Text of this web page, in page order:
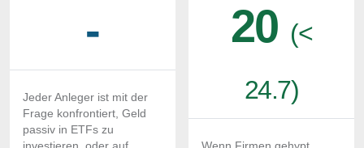
-
Jeder Anleger ist mit der
Frage konfrontiert, Geld
passiv in ETFs zu
20 (<
24.7)